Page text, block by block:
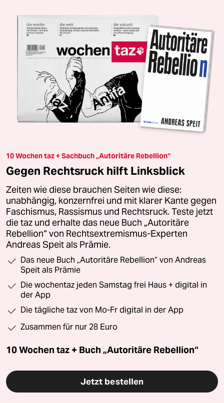
10 Wochen taz + Sachbuch „Autoritäre Rebellion“
Gegen Rechtsruck hilft Linksblick
Zeiten wie diese brauchen Seiten wie diese:
unabhängig, konzernfrei und mit klarer Kante gegen
Faschismus, Rassismus und Rechtsruck. Teste jetzt
die taz und erhalte das neue Buch „Autoritäre
Rebellion“ von Rechtsextremismus-Experten
Andreas Speit als Prämie.
Das neue Buch „Autoritäre Rebellion“ von Andreas
Speit als Prämie
Die wochentaz jeden Samstag frei Haus + digital in
der App
Die tägliche taz von Mo-Fr digital in der App
Zusammen für nur 28 Euro
10 Wochen taz + Buch „Autoritäre Rebellion“
Jetzt bestellen